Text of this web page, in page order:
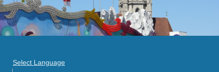
Select Language